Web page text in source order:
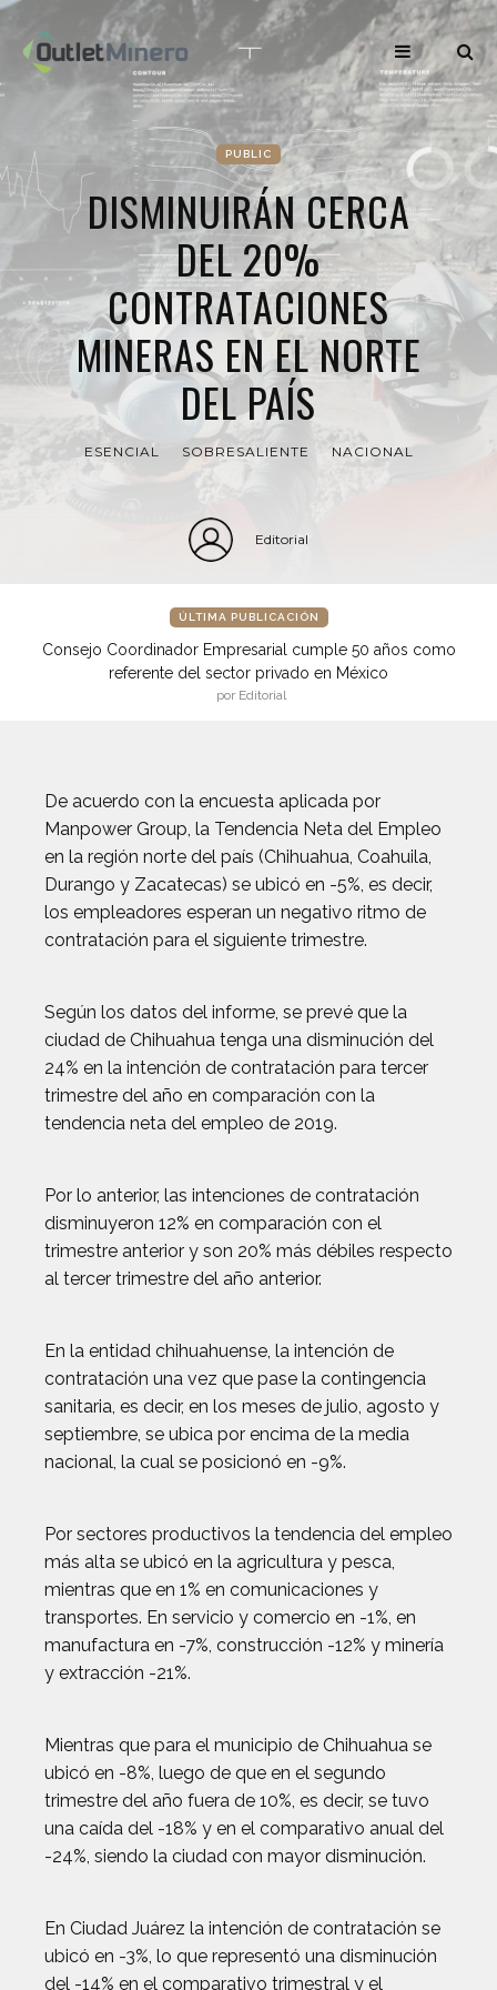
PUBLIC
DISMINUIRÁN CERCA
DEL 20%
CONTRATACIONES
MINERAS EN EL NORTE
DEL PAÍS
ESENCIAL SOBRESALIENTE NACIONAL
Editorial
ÚLTIMA PUBLICACIÓN
Consejo Coordinador Empresarial cumple 50 años como
referente del sector privado en México
por Editorial
De acuerdo con la encuesta aplicada por
Manpower Group, la Tendencia Neta del Empleo
en la región norte del país (Chihuahua, Coahuila,
Durango y Zacatecas) se ubicó en -5%, es decir,
los empleadores esperan un negativo ritmo de
contratación para el siguiente trimestre.
Según los datos del informe, se prevé que la
ciudad de Chihuahua tenga una disminución del
24% en la intención de contratación para tercer
trimestre del año en comparación con la
tendencia neta del empleo de 2019.
Por lo anterior, las intenciones de contratación
disminuyeron 12% en comparación con el
trimestre anterior y son 20% más débiles respecto
al tercer trimestre del año anterior.
En la entidad chihuahuense, la intención de
contratación una vez que pase la contingencia
sanitaria, es decir, en los meses de julio, agosto y
septiembre, se ubica por encima de la media
nacional, la cual se posicionó en -9%.
Por sectores productivos la tendencia del empleo
más alta se ubicó en la agricultura y pesca,
mientras que en 1% en comunicaciones y
transportes. En servicio y comercio en -1%, en
manufactura en -7%, construcción -12% y minería
y extracción -21%.
Mientras que para el municipio de Chihuahua se
ubicó en -8%, luego de que en el segundo
trimestre del año fuera de 10%, es decir, se tuvo
una caída del -18% y en el comparativo anual del
-24%, siendo la ciudad con mayor disminución.
En Ciudad Juárez la intención de contratación se
ubicó en -3%, lo que representó una disminución
del -14% en el comparativo trimestral y el